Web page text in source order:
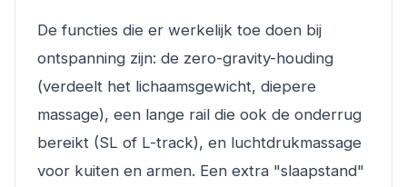
De functies die er werkelijk toe doen bij
ontspanning zijn: de zero-gravity-houding
(verdeelt het lichaamsgewicht, diepere
massage), een lange rail die ook de onderrug
bereikt (SL of L-track), en luchtdrukmassage
voor kuiten en armen. Een extra "slaapstand"